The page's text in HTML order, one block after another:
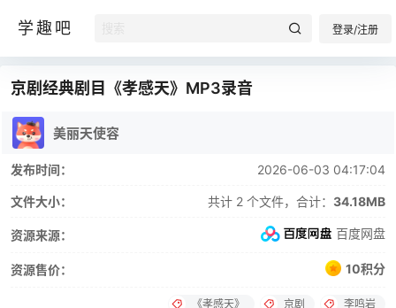
学趣吧 登录/注册
京剧经典剧目《孝感天》MP3录音
美丽天使容
发布时间： 2026-06-03 04:17:04
文件大小： 共计 2 个文件，合计： 34.18MB
资源来源： 百度网盘
资源售价： 10积分
《孝感天》 京剧
李鸣岩